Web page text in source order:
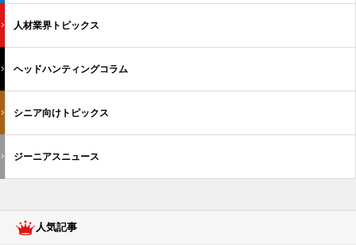
人材業界トピックス
ヘッドハンティングコラム
シニア向けトピックス
ジーニアスニュース
人気記事